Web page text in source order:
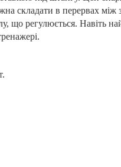
складати в перервах між
що регулюється. Навіть